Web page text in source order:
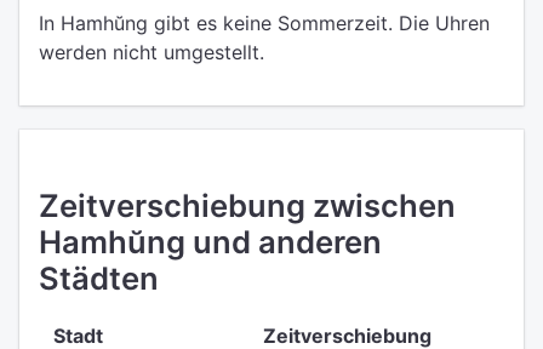
In Hamhŭng gibt es keine Sommerzeit. Die Uhren
werden nicht umgestellt.
Zeitverschiebung zwischen
Hamhŭng und anderen
Städten
Stadt Zeitverschiebung